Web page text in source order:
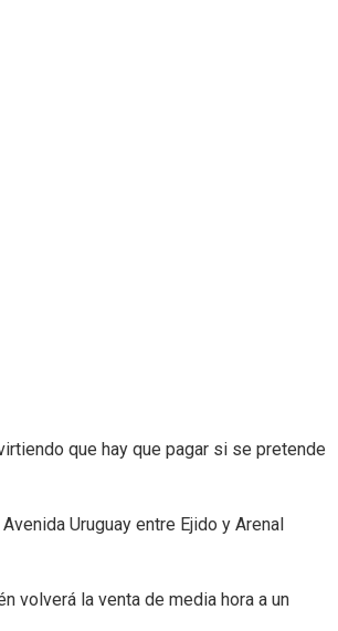
que hay que pagar si se pretende
Uruguay entre Ejido y Arenal
volverá la venta de media hora a un